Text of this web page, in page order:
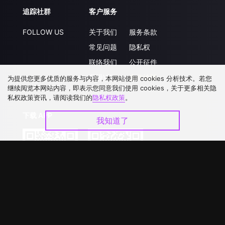
追踪社群
FOLLOW US
客户服务
关于我们
常见问题
联络我们
升级VIP
服务条款
隐私权
公开征件
合作洽談
为提供您更多优质的服务与内容，本网站使用 cookies 分析技术。若您
继续阅览本网站内容，即表示您同意我们使用 cookies，关于更多相关隐
私权政策资讯，请阅读我们的隐私权政策。
我知道了